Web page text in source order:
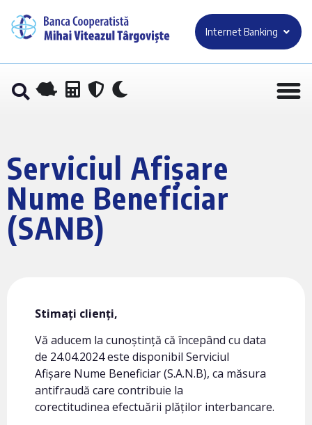
Internet Banking
Serviciul Afișare
Nume Beneficiar
(SANB)
Stimați clienți,
Vă aducem la cunoștință că începând cu data
de 24.04.2024 este disponibil Serviciul
Afișare Nume Beneficiar (S.A.N.B), ca măsura
antifraudă care contribuie la
corectitudinea efectuării plăților interbancare.